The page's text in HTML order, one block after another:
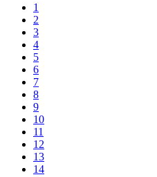
1
2
3
4
5
6
7
8
9
10
11
12
13
14